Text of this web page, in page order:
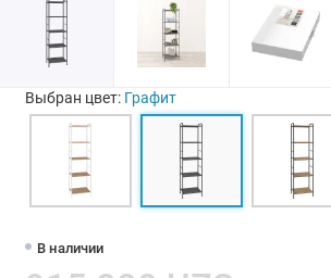
В наличии
Выбран цвет: Графит